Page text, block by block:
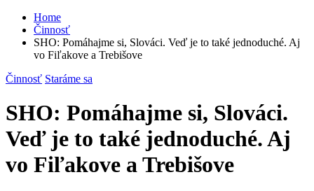
Home
Činnosť
SHO: Pomáhajme si, Slováci. Veď je to také jednoduché. Aj
vo Fiľakove a Trebišove
Činnosť Staráme sa
SHO: Pomáhajme si, Slováci.
Veď je to také jednoduché. Aj
vo Fiľakove a Trebišove